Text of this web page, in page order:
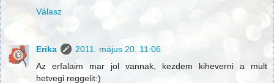
Válasz
Erika
2011. május 20. 11:06
Az erfalaim mar jol vannak, kezdem kiheverni a mult
hetvegi reggelit:)